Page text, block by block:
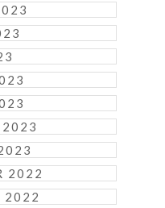
2023
2022
2022